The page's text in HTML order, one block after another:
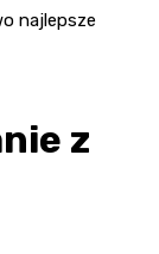
najlepsze
z